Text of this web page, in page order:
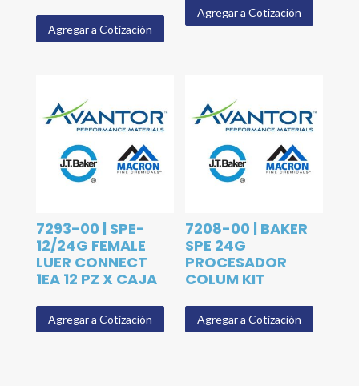
Agregar a Cotización
Agregar a Cotización
7293-00 | SPE-
12/24G FEMALE
LUER CONNECT
1EA 12 PZ X CAJA
Agregar a Cotización
7208-00 | BAKER
SPE 24G
PROCESADOR
COLUM KIT
Agregar a Cotización